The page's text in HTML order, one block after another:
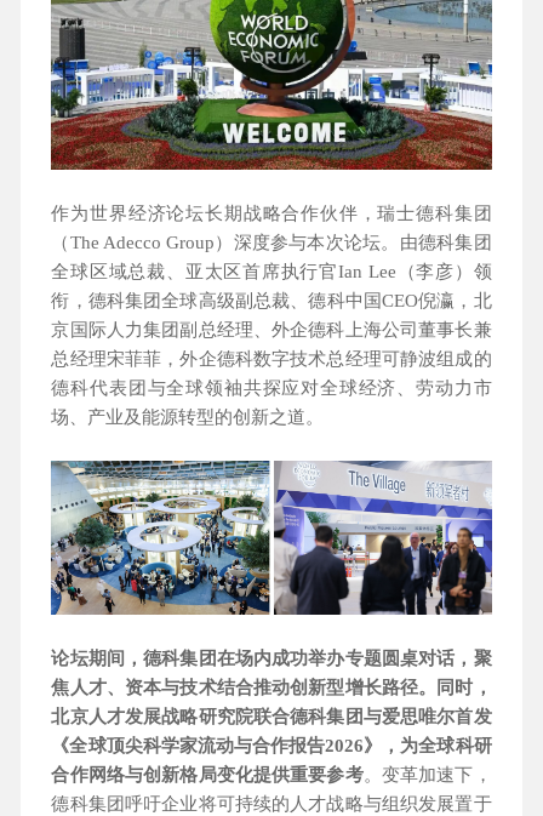
作为世界经济论坛长期战略合作伙伴，瑞士德科集团
（The Adecco Group）深度参与本次论坛。由德科集团
全球区域总裁、亚太区首席执行官Ian Lee（李彦）领
衔，德科集团全球高级副总裁、德科中国CEO倪瀛，北
京国际人力集团副总经理、外企德科上海公司董事长兼
总经理宋菲菲，外企德科数字技术总经理可静波组成的
德科代表团与全球领袖共探应对全球经济、劳动力市
场、产业及能源转型的创新之道。
论坛期间，德科集团在场内成功举办专题圆桌对话，聚
焦人才、资本与技术结合推动创新型增长路径。同时，
北京人才发展战略研究院联合德科集团与爱思唯尔首发
《全球顶尖科学家流动与合作报告2026》，为全球科研
合作网络与创新格局变化提供重要参考。变革加速下，
德科集团呼吁企业将可持续的人才战略与组织发展置于